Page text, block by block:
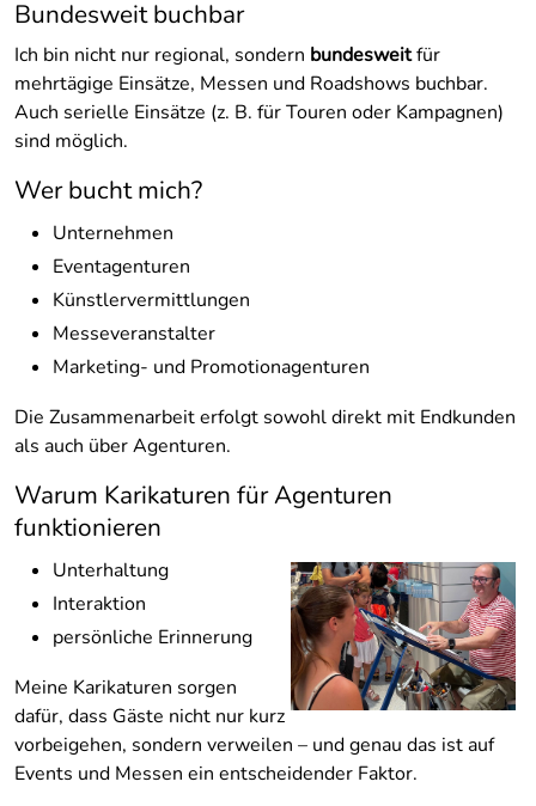
Bundesweit buchbar
Ich bin nicht nur regional, sondern bundesweitfür
mehrtägige Einsätze, Messen und Roadshows buchbar.
Auch serielle Einsätze (z. B. für Touren oder Kampagnen)
sind möglich.
Wer bucht mich?
Unternehmen
Eventagenturen
Künstlervermittlungen
Messeveranstalter
Marketing- und Promotionagenturen
Die Zusammenarbeit erfolgt sowohl direkt mit Endkunden
als auch über Agenturen.
Warum Karikaturen für Agenturen
funktionieren
Unterhaltung
Interaktion
persönliche Erinnerung
Meine Karikaturen sorgen
dafür, dass Gäste nicht nur kurz
vorbeigehen, sondern verweilen – und genau das ist auf
Events und Messen ein entscheidender Faktor.